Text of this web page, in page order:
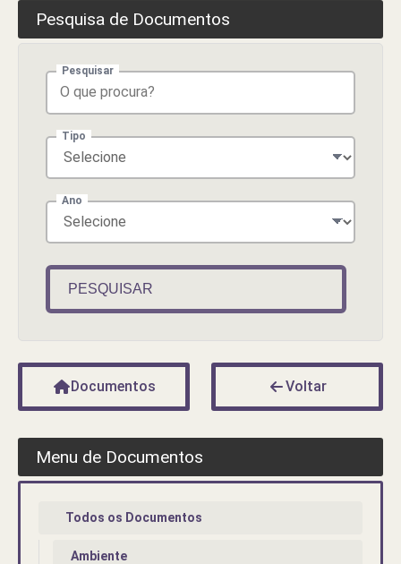
Pesquisa de Documentos
Pesquisar
Tipo
Ano
PESQUISAR
Documentos Voltar
Menu de Documentos
Todos os Documentos
Ambiente